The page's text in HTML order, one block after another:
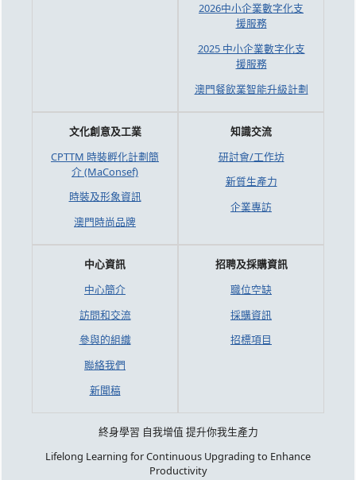
2026中小企業數字化支
援服務
2025 中小企業數字化支
援服務
澳門餐飲業智能升級計劃
文化創意及工業
CPTTM 時裝孵化計劃簡
介 (MaConsef)
時裝及形象資訊
澳門時尚品牌
知識交流
研討會/工作坊
新質生產力
企業專訪
中心資訊
中心簡介
訪問和交流
參與的組織
聯絡我們
新聞稿
招聘及採購資訊
職位空缺
採購資訊
招標項目
終身學習 自我增值 提升你我生產力
Lifelong Learning for Continuous Upgrading to Enhance
Productivity